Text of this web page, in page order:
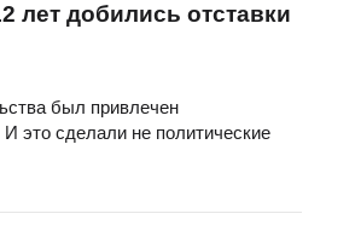
лет добились отставки
был привлечен
это сделали не политические